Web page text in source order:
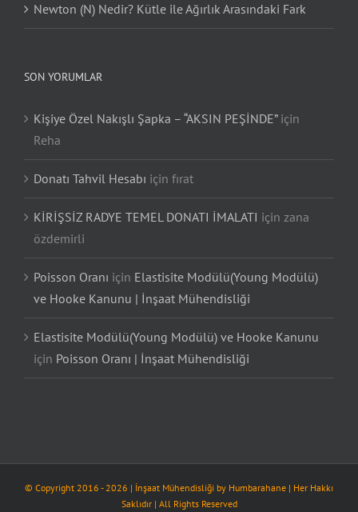
Newton (N) Nedir? Kütle ile Ağırlık Arasındaki Fark
SON YORUMLAR
Kişiye Özel Nakışlı Şapka – “AKSIN PEŞİNDE”için
Reha
Donatı Tahvil Hesabı için fırat
KİRİŞSİZ RADYE TEMEL DONATI İMALATI için zana
özdemirli
Poisson Oranı için Elastisite Modülü(Young Modülü)
ve Hooke Kanunu | İnşaat Mühendisliği
Elastisite Modülü(Young Modülü) ve Hooke Kanunu
için Poisson Oranı | İnşaat Mühendisliği
© Copyright 2016 -2026 | İnşaat Mühendisliği by Humbarahane | Her Hakkı
Saklıdır | All Rights Reserved